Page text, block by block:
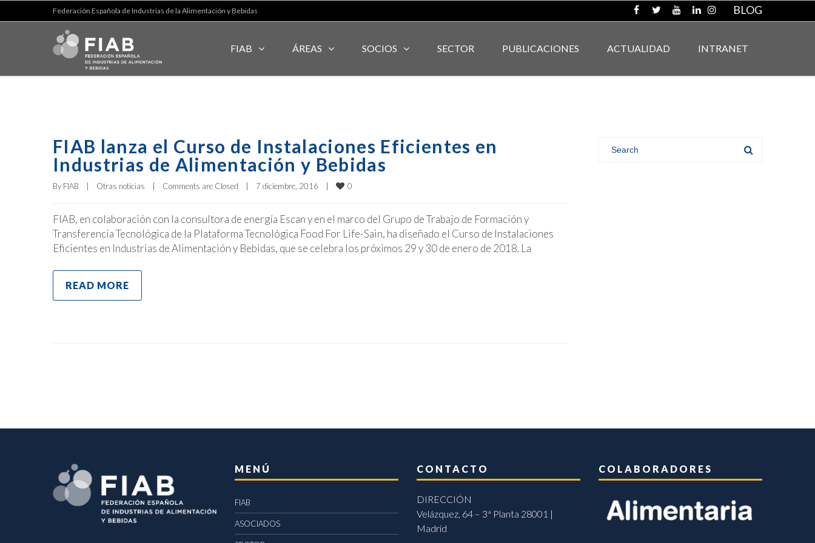
Federación Española de Industrias de la Alimentación y Bebidas BLOG
FIAB ÁREAS SOCIOS SECTOR PUBLICACIONES ACTUALIDAD INTRANET
FIAB lanza el Curso de Instalaciones Eficientes en
Industrias de Alimentación y Bebidas
By FIAB Otras noticias Comments are Closed 7 diciembre, 2016 0
FIAB, en colaboración con la consultora de energía Escan y en el marco del Grupo de Trabajo de Formación y
Transferencia Tecnológica de la Plataforma Tecnológica Food For Life-Sain, ha diseñado el Curso de Instalaciones
Eficientes en Industrias de Alimentación y Bebidas, que se celebra los próximos 29 y 30 de enero de 2018. La
READ MORE
MENÚ
FIAB
ASOCIADOS
CONTACTO
DIRECCIÓN
Velázquez, 64 – 3ª Planta 28001 |
Madrid
COLABORADORES